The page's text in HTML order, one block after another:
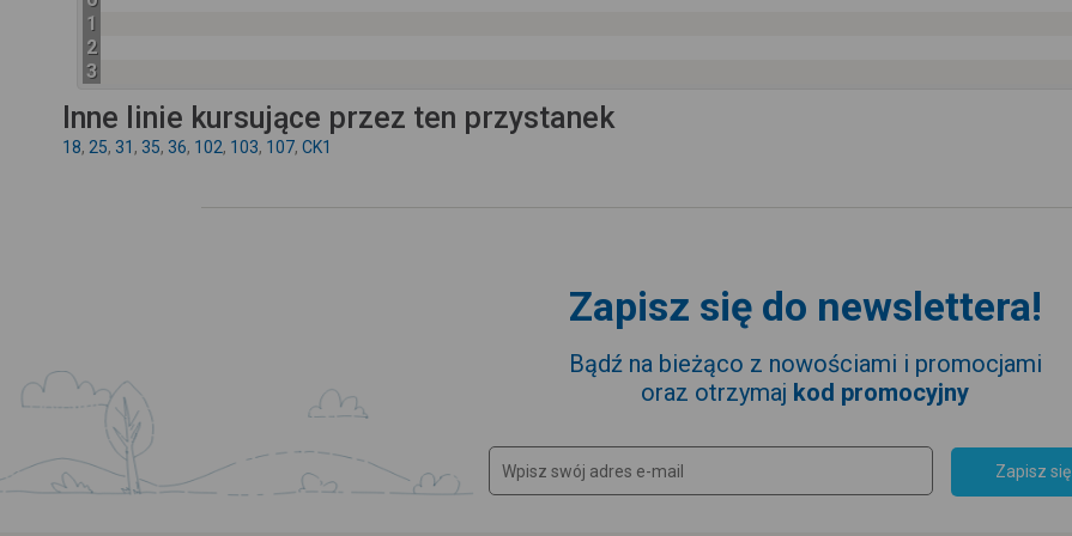
1
2
3
Inne linie kursujące przez ten przystanek
18, 25, 31 , 35, 36, 102, 103, 107, CK1
Zapisz się do newslettera!
Bądź na bieżąco z nowościami i promocjami
oraz otrzymaj kod promocyjny
Zapisz się